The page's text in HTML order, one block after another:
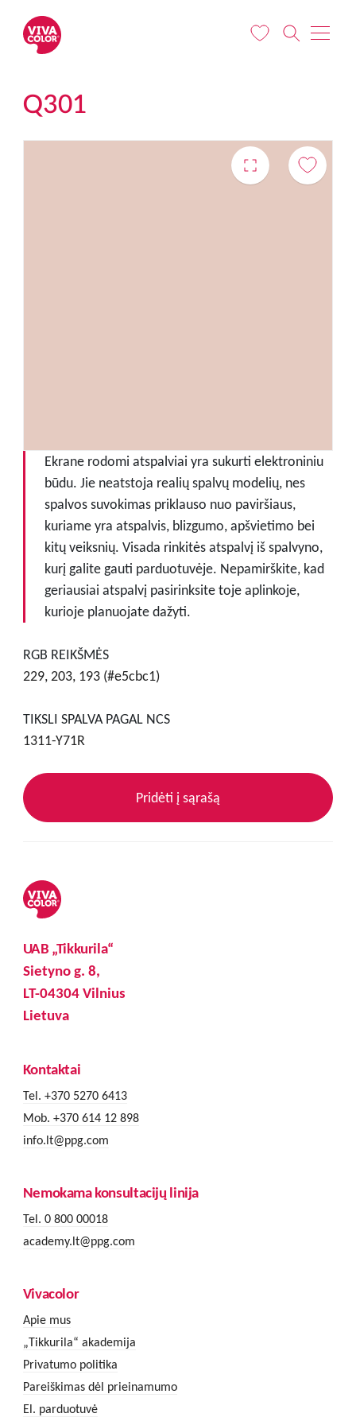
Q301
Ekrane rodomi atspalviai yra sukurti elektroniniu
būdu. Jie neatstoja realių spalvų modelių, nes
spalvos suvokimas priklauso nuo paviršiaus,
kuriame yra atspalvis, blizgumo, apšvietimo bei
kitų veiksnių. Visada rinkitės atspalvį iš spalvyno,
kurį galite gauti parduotuvėje. Nepamirškite, kad
geriausiai atspalvį pasirinksite toje aplinkoje,
kurioje planuojate dažyti.
RGB REIKŠMĖS
229, 203, 193 (#e5cbc1)
TIKSLI SPALVA PAGAL NCS
1311-Y71R
Pridėti į sąrašą
UAB „Tikkurila“
Sietyno g. 8,
LT-04304 Vilnius
Lietuva
Kontaktai
Tel. +370 5270 6413
Mob. +370 614 12 898
info.lt@ppg.com
Nemokama konsultacijų linija
Tel. 0 800 00018
academy.lt@ppg.com
Vivacolor
Apie mus
„Tikkurila“ akademija
Privatumo politika
Pareiškimas dėl prieinamumo
El. parduotuvė